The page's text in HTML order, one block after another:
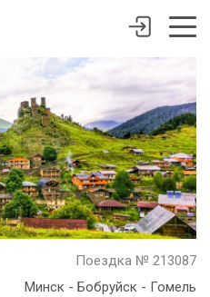
Поездка № 213087
Минск - Бобруйск - Гомель